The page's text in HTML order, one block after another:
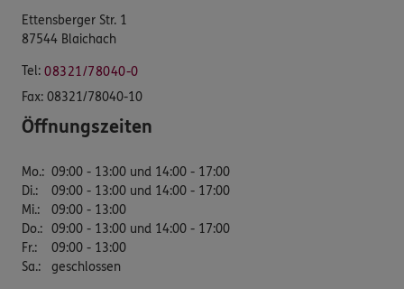
Ettensberger Str. 1
87544 Blaichach
Tel: 08321/78040-0
Fax: 08321/78040-10
Öffnungszeiten
Mo.: 09:00 - 13:00 und 14:00 - 17:00
Di.:
09:00 - 13:00 und 14:00 - 17:00
Mi.:
09:00 - 13:00
Do.: 09:00 - 13:00 und 14:00 - 17:00
Fr.:
09:00 - 13:00
Sa.: geschlossen